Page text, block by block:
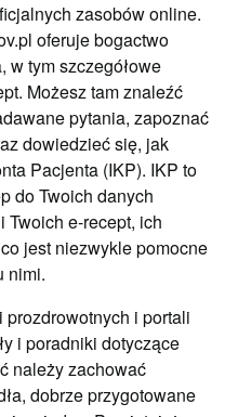
zasobów online.
oferuje bogactwo
w tym szczegółowe
Możesz tam znaleźć
pytania, zapoznać
dowiedzieć się, jak
Pacjenta (IKP). IKP to
do Twoich danych
Twoich e-recept, ich
jest niezwykle pomocne
nimi.
i portali
i poradniki dotyczące
należy zachować
dobrze przygotowane